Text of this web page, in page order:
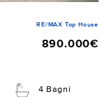
RE/MAX Top House
890.000€
4 Bagni